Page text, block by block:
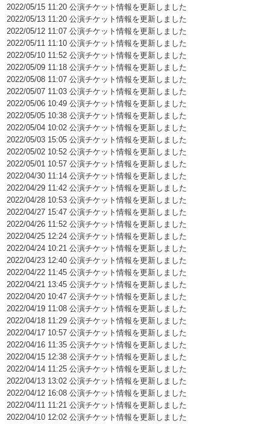
2022/05/15 11:20 公演チケット情報を更新しました
2022/05/13 11:20 公演チケット情報を更新しました
2022/05/12 11:07 公演チケット情報を更新しました
2022/05/11 11:10 公演チケット情報を更新しました
2022/05/10 11:52 公演チケット情報を更新しました
2022/05/09 11:18 公演チケット情報を更新しました
2022/05/08 11:07 公演チケット情報を更新しました
2022/05/07 11:03 公演チケット情報を更新しました
2022/05/06 10:49 公演チケット情報を更新しました
2022/05/05 10:38 公演チケット情報を更新しました
2022/05/04 10:02 公演チケット情報を更新しました
2022/05/03 15:05 公演チケット情報を更新しました
2022/05/02 10:52 公演チケット情報を更新しました
2022/05/01 10:57 公演チケット情報を更新しました
2022/04/30 11:14 公演チケット情報を更新しました
2022/04/29 11:42 公演チケット情報を更新しました
2022/04/28 10:53 公演チケット情報を更新しました
2022/04/27 15:47 公演チケット情報を更新しました
2022/04/26 11:52 公演チケット情報を更新しました
2022/04/25 12:24 公演チケット情報を更新しました
2022/04/24 10:21 公演チケット情報を更新しました
2022/04/23 12:40 公演チケット情報を更新しました
2022/04/22 11:45 公演チケット情報を更新しました
2022/04/21 13:45 公演チケット情報を更新しました
2022/04/20 10:47 公演チケット情報を更新しました
2022/04/19 11:08 公演チケット情報を更新しました
2022/04/18 11:29 公演チケット情報を更新しました
2022/04/17 10:57 公演チケット情報を更新しました
2022/04/16 11:35 公演チケット情報を更新しました
2022/04/15 12:38 公演チケット情報を更新しました
2022/04/14 11:25 公演チケット情報を更新しました
2022/04/13 13:02 公演チケット情報を更新しました
2022/04/12 16:08 公演チケット情報を更新しました
2022/04/11 11:21 公演チケット情報を更新しました
2022/04/10 12:02 公演チケット情報を更新しました